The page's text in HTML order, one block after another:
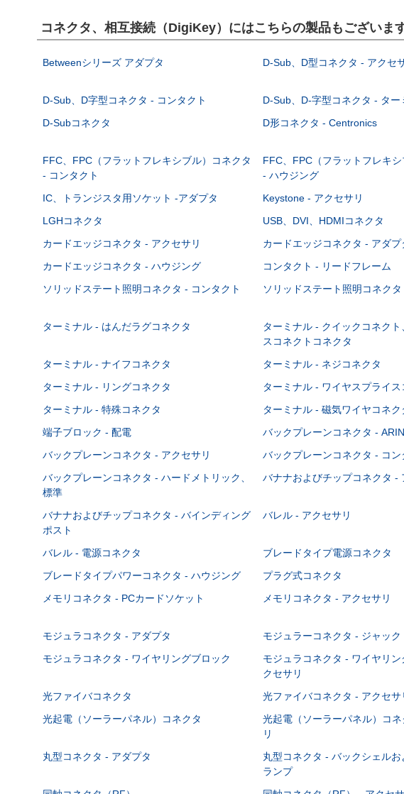
コネクタ、相互接続（DigiKey）にはこちらの製品もございます
Betweenシリーズ アダプタ D-Sub、D型コネクタ - アクセ
D-Sub、D字型コネクタ - コンタクト D-Sub、D-字型コネクタ - ター
D-Subコネクタ
D形コネクタ - Centronics
FFC、FPC（フラットフレキシブル）コネクタ
- コンタクト
FFC、FPC（フラットフレキ
- ハウジング
IC、トランジスタ用ソケット -アダプタ Keystone - アクセサリ
LGHコネクタ
USB、DVI、HDMIコネクタ
カードエッジコネクタ - アクセサリ
カードエッジコネクタ - アダプ
カードエッジコネクタ - ハウジング
コンタクト - リードフレーム
ソリッドステート照明コネクタ - コンタクト
ソリッドステート照明コネク
ターミナル - はんだラグコネクタ
ターミナル - クイックコネクト
スコネクトコネクタ
ターミナル - ナイフコネクタ ターミナル - ネジコネクタ
ターミナル - リングコネクタ
ターミナル - ワイヤスプライス
ターミナル - 特殊コネクタ
ターミナル - 磁気ワイヤコネク
端子ブロック - 配電
バックプレーンコネクタ -
バックプレーンコネクタ - アクセサリ
バックプレーンコネクタ - コン
バックプレーンコネクタ - ハードメトリック、
標準
バナナおよびチップコネクタ -
バナナおよびチップコネクタ - バインディング
ポスト
バレル - アクセサリ
バレル - 電源コネクタ ブレードタイプ電源コネクタ
ブレードタイプパワーコネクタ - ハウジング
プラグ式コネクタ
メモリコネクタ - PCカードソケット
メモリコネクタ - アクセサリ
モジュラコネクタ - アダプタ モジュラーコネクタ - ジャック
モジュラコネクタ - ワイヤリングブロック
モジュラコネクタ - ワイヤリ
クセサリ
光ファイバコネクタ 光ファイバコネクタ - アクセサ
光起電（ソーラーパネル）コネクタ
光起電（ソーラーパネル）コ
リ
丸型コネクタ - アダプタ
丸型コネクタ - バックシェルお
ランプ